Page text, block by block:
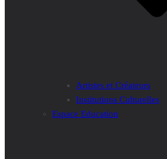
Artistes et Créateurs
Institutions Culturelles
Espace Education